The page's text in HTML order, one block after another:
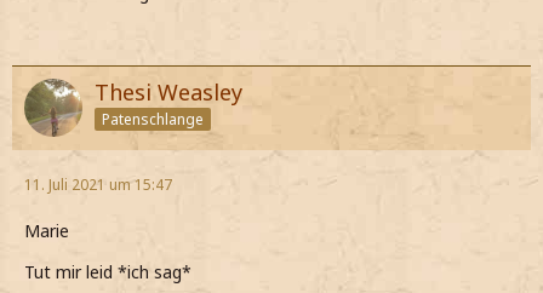
Thesi Weasley
Patenschlange
11. Juli 2021 um 15:47
Marie
Tut mir leid *ich sag*